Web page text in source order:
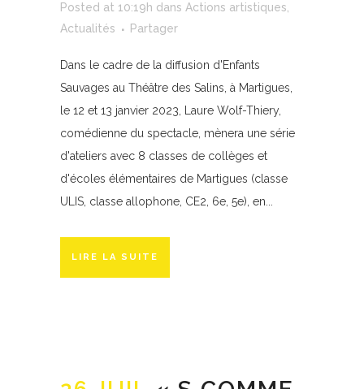
Posted at 10:19h dans Actions artistiques
Actualités
Partager
Dans le cadre de la diffusion d'Enfants
Sauvages au Théâtre des Salins, à Martigues,
le 12 et 13 janvier 2023, Laure Wolf-Thiery,
comédienne du spectacle, mènera une série
d'ateliers avec 8 classes de collèges et
d'écoles élémentaires de Martigues (classe
ULIS, classe allophone, CE2, 6e, 5e), en...
LIRE LA SUITE